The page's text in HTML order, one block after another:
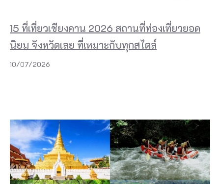
15 ที่เที่ยวเชียงคาน 2026 สถานที่ท่องเที่ยวยอด
นิยม จังหวัดเลย ที่เหมาะกับทุกสไตล์
10/07/2026